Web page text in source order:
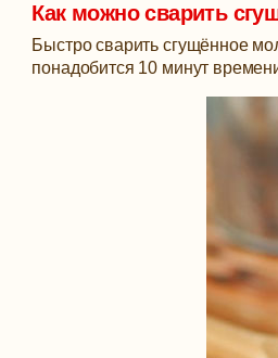
Как можно сварить
Быстро сварить сгущённое
понадобится 10 минут